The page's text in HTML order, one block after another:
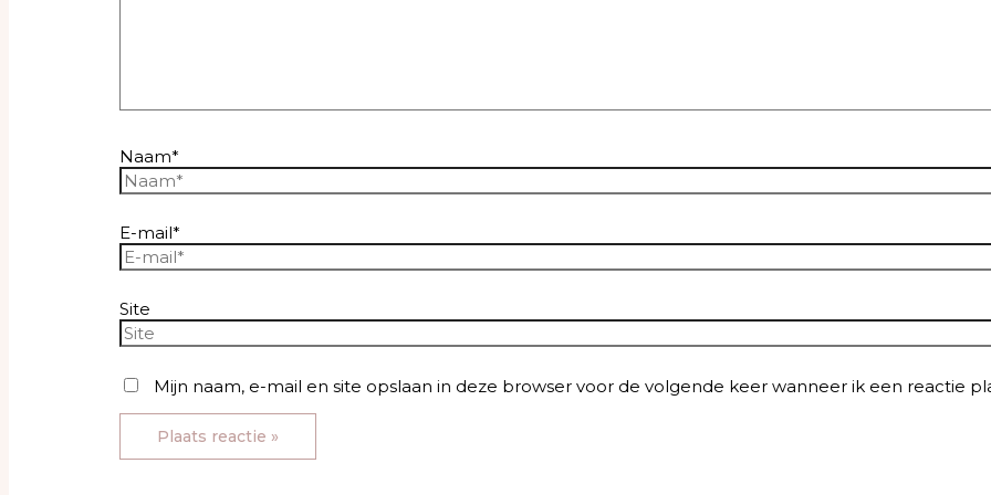
Naam*
E-mail*
Site
Mijn naam, e-mail en site opslaan in deze browser voor de volgende keer wanneer ik een reactie